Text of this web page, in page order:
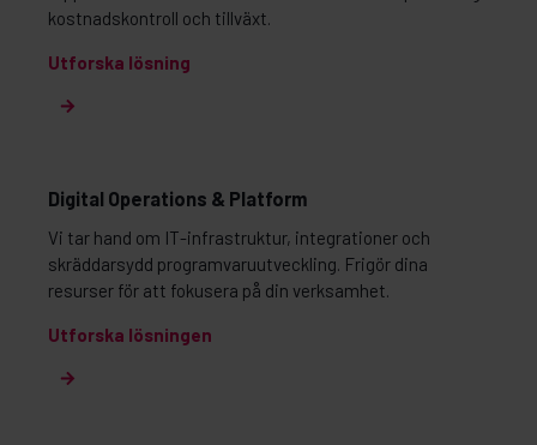
kostnadskontroll och tillväxt.
Utforska lösning
Digital Operations & Platform
Vi tar hand om IT‑infrastruktur, integrationer och
skräddarsydd programvaruutveckling. Frigör dina
resurser för att fokusera på din verksamhet.
Utforska lösningen